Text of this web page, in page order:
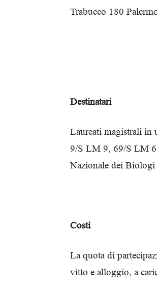
Trabucco 180
Destinatari
Laureati magistrali in
9/S LM 9, 69/S LM
Nazionale dei Biologi
Costi
La quota di
vitto e alloggio, a